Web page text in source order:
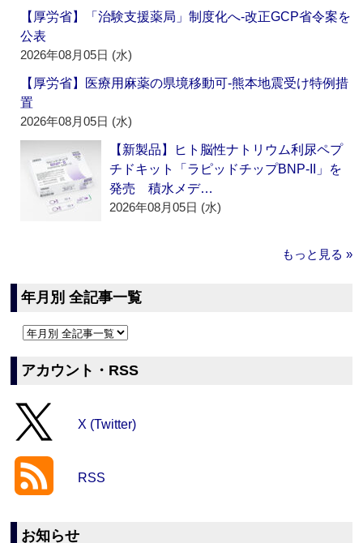
【厚労省】「治験支援薬局」制度化へ‐改正GCP省令案を
公表
2026年08月05日 (水)
【厚労省】医療用麻薬の県境移動可‐熊本地震受け特例措
置
2026年08月05日 (水)
【新製品】ヒト脳性ナトリウム利尿ペプ
チドキット「ラピッドチップBNP-II」を
発売 積水メデ…
2026年08月05日 (水)
もっと見る »
年月別 全記事一覧
アカウント・RSS
X (Twitter)
RSS
お知らせ